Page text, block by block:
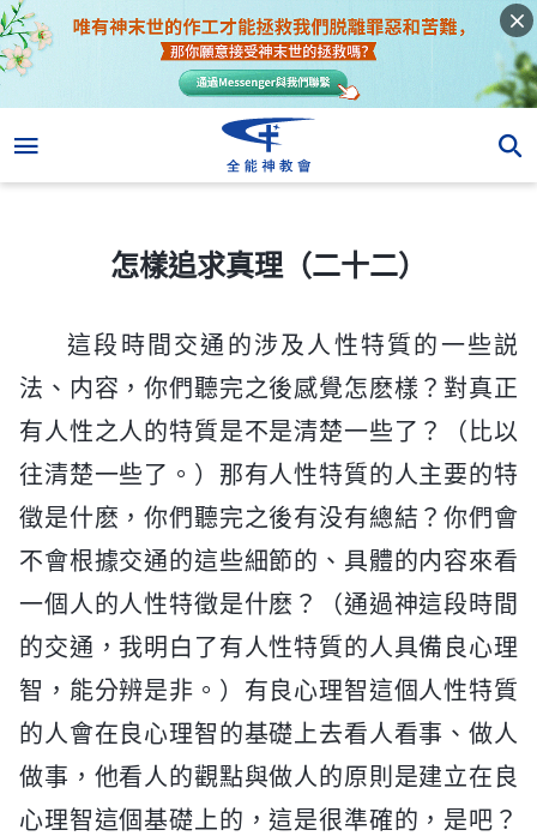
怎樣追求真理（二十二）
這段時間交通的涉及人性特質的一些説
法、内容，你們聽完之後感覺怎麽樣？對真正
有人性之人的特質是不是清楚一些了？（比以
往清楚一些了。）那有人性特質的人主要的特
徵是什麽，你們聽完之後有没有總結？你們會
不會根據交通的這些細節的、具體的内容來看
一個人的人性特徵是什麽？（通過神這段時間
的交通，我明白了有人性特質的人具備良心理
智，能分辨是非。）有良心理智這個人性特質
的人會在良心理智的基礎上去看人看事、做人
做事，他看人的觀點與做人的原則是建立在良
心理智這個基礎上的，這是很準確的，是吧？